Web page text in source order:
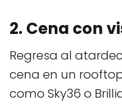
2. Cena con
Regresa al
cena en un
como Sky36 o